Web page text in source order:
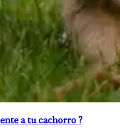
a tu cachorro ?